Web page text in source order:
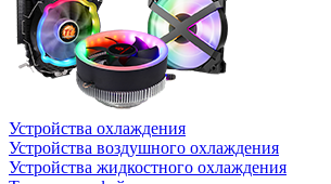
Устройства охлаждения
Устройства воздушного охлаждения
Устройства жидкостного охлаждения